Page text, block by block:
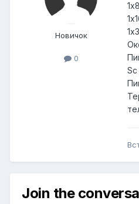
Новичок
0
Join the